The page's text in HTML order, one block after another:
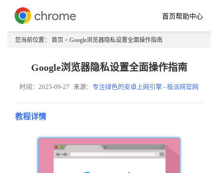
首页帮助中心
您当前位置： 首页 > Google浏览器隐私设置全面操作指南
Google浏览器隐私设置全面操作指南
时间：2025-09-27 来源：专注绿色的安卓上网引擎 - 极派网官网
教程详情